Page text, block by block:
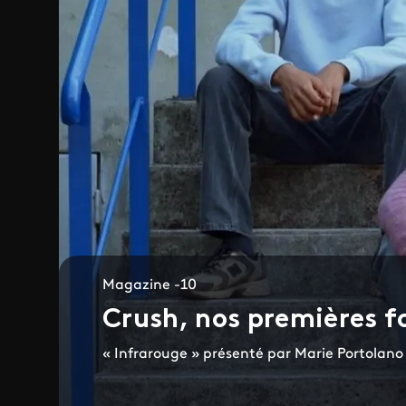
Magazine -10
Crush, nos premières
« Infrarouge » présenté par Marie Portolano